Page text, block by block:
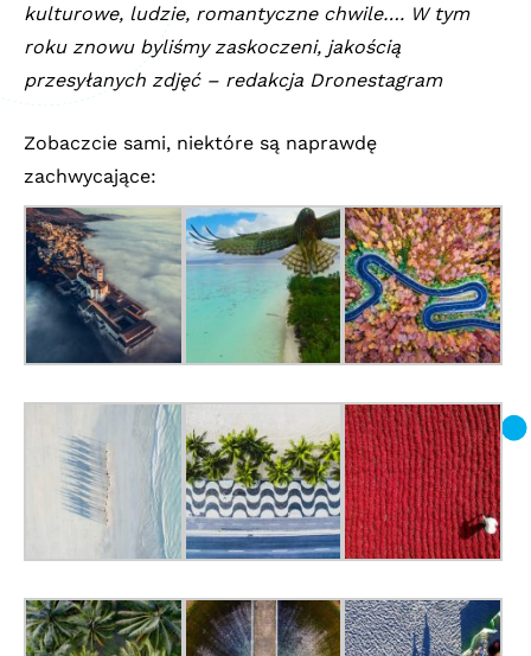
kulturowe, ludzie, romantyczne chwile…. W tym
roku znowu byliśmy zaskoczeni, jakością
przesyłanych zdjęć – redakcja Dronestagram
Zobaczcie sami, niektóre są naprawdę
zachwycające: